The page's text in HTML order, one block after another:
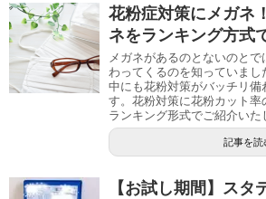
花粉症対策にメガネ
ネをランキング方式
メガネがあるのとないのと
わってくるのを知っていま
中にも花粉対策がバッチリ備
す。花粉対策に花粉カット率
ランキング形式でご紹介い
記事を読
【お試し期間】スタ